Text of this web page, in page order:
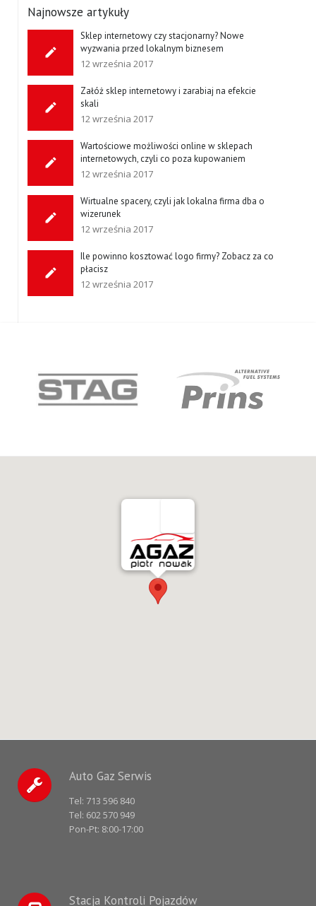
Najnowsze artykuły
Sklep internetowy czy stacjonarny? Nowe
wyzwania przed lokalnym biznesem
12 września 2017
Załóż sklep internetowy i zarabiaj na efekcie
skali
12 września 2017
Wartościowe możliwości online w sklepach
internetowych, czyli co poza kupowaniem
12 września 2017
Wirtualne spacery, czyli jak lokalna firma dba o
wizerunek
12 września 2017
Ile powinno kosztować logo firmy? Zobacz za co
płacisz
12 września 2017
Auto Gaz Serwis
Tel: 713 596 840
Tel: 602 570 949
Pon-Pt: 8:00-17:00
Stacja Kontroli Pojazdów